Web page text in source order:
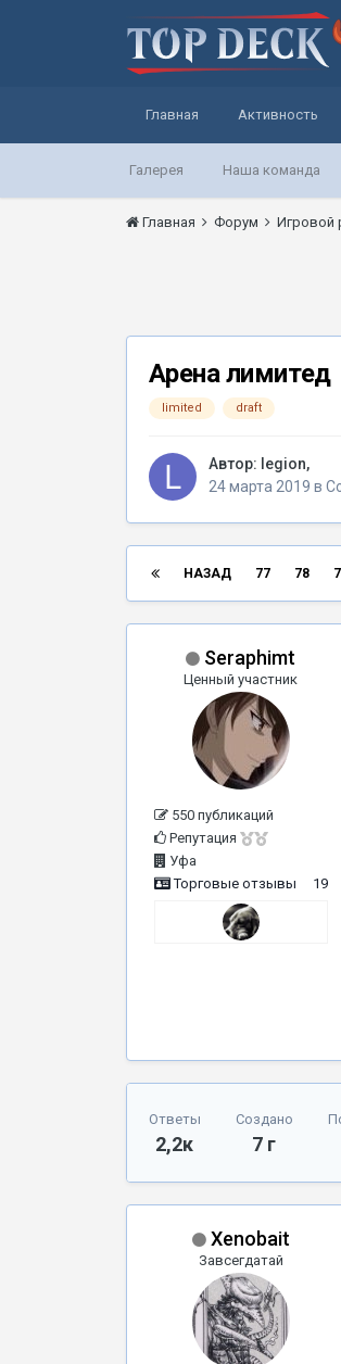
Главная Активность
Галерея Наша команда
Главная Форум Игровой
Арена лимитед
limited draft
Автор: legion,
24 марта 2019 в
НАЗАД 77 78
Seraphimt
Ценный участник
550 публикаций
Репутация
Уфа
Торговые отзывы
19
Ответы
2,2к
Создано
7 г
Xenobait
Завсегдатай